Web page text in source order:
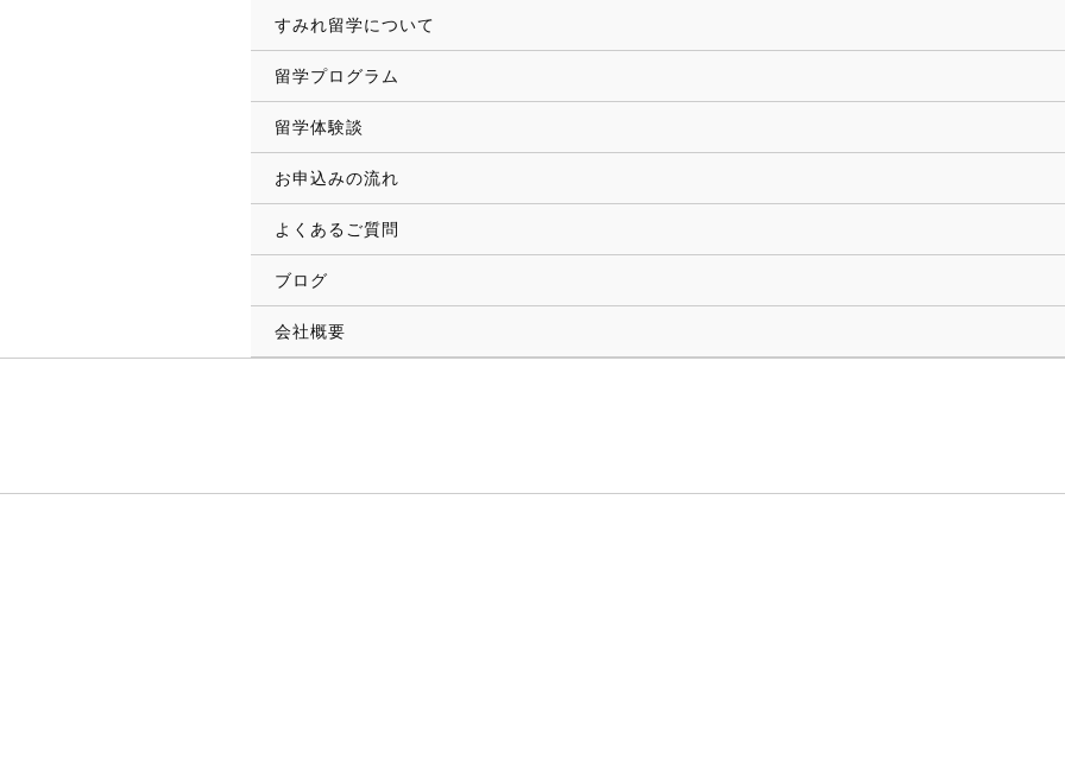
すみれ留学について
留学プログラム
留学体験談
お申込みの流れ
よくあるご質問
ブログ
会社概要